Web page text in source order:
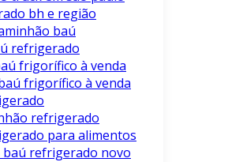
bh e região
baú
refrigerado
frigorífico à venda
frigorífico à venda
refrigerado
para alimentos
baú refrigerado novo